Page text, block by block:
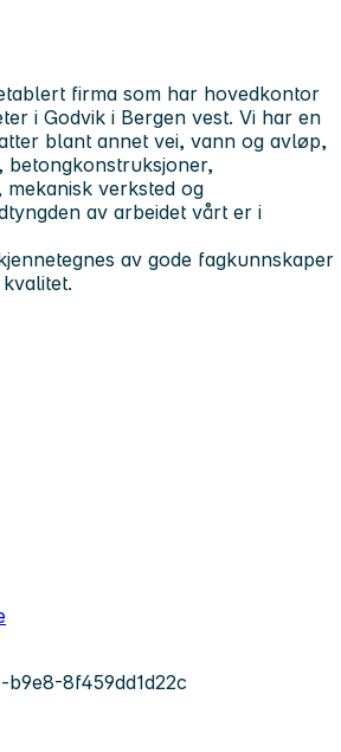
firma som har hovedkontor
i Godvik i Bergen vest. Vi har en
blant annet vei, vann og avløp,
betongkonstruksjoner,
verksted og
av arbeidet vårt er i
av gode fagkunnskaper
8f459dd1d22c